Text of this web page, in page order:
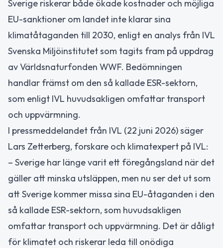
Sverige riskerar både ökade kostnader och möjliga
EU-sanktioner om landet inte klarar sina
klimatåtaganden till 2030, enligt en analys från IVL
Svenska Miljöinstitutet som tagits fram på uppdrag
av Världsnaturfonden WWF. Bedömningen
handlar främst om den så kallade ESR-sektorn,
som enligt IVL huvudsakligen omfattar transport
och uppvärmning.
I pressmeddelandet från IVL (22 juni 2026) säger
Lars Zetterberg, forskare och klimatexpert på IVL:
– Sverige har länge varit ett föregångsland när det
gäller att minska utsläppen, men nu ser det ut som
att Sverige kommer missa sina EU-åtaganden i den
så kallade ESR-sektorn, som huvudsakligen
omfattar transport och uppvärmning. Det är dåligt
för klimatet och riskerar leda till onödiga